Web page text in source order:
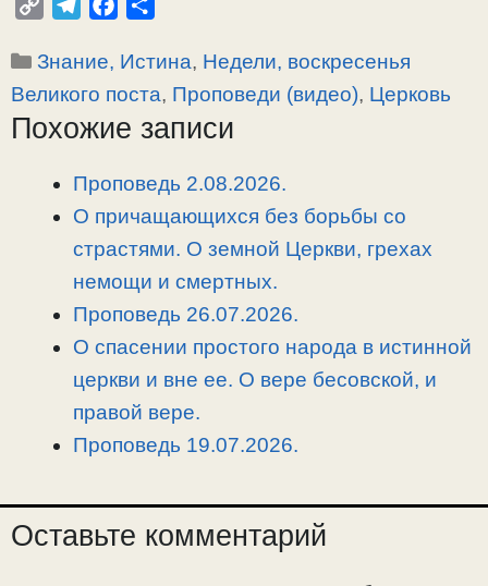
p
y
L
l
e
g
a
c
e
b
п
р
а
Рубрики
Знание, Истина, Недели, воскресенья
Великого поста, Проповеди (видео), Церковь
Похожие записи
Проповедь 2.08.2026.
О причащающихся без борьбы со
страстями. О земной Церкви, грехах
немощи и смертных.
Проповедь 26.07.2026.
О спасении простого народа в истинной
церкви и вне ее. О вере бесовской, и
правой вере.
Проповедь 19.07.2026.
Оставьте комментарий